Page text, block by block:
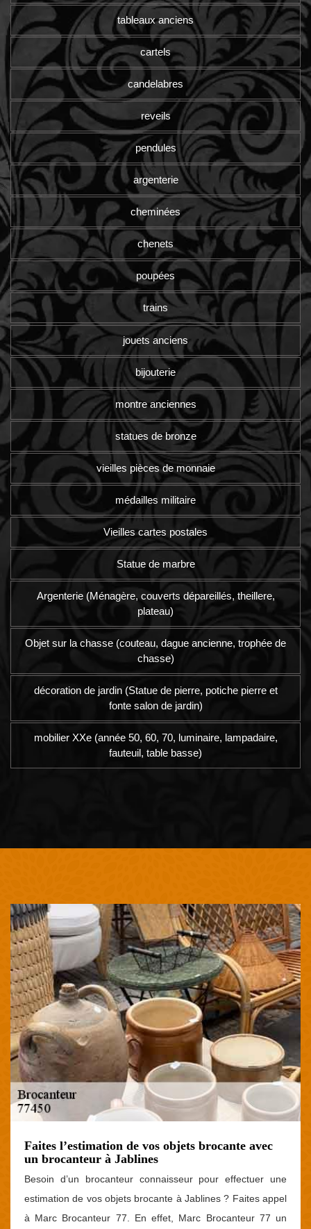
tableaux anciens
cartels
candelabres
reveils
pendules
argenterie
cheminées
chenets
poupées
trains
jouets anciens
bijouterie
montre anciennes
statues de bronze
vieilles pièces de monnaie
médailles militaire
Vieilles cartes postales
Statue de marbre
Argenterie (Ménagère, couverts dépareillés, theillere,
plateau)
Objet sur la chasse (couteau, dague ancienne, trophée de
chasse)
décoration de jardin (Statue de pierre, potiche pierre et
fonte salon de jardin)
mobilier XXe (année 50, 60, 70, luminaire, lampadaire,
fauteuil, table basse)
Faites l’estimation de vos objets brocante avec
un brocanteur à Jablines
Besoin d’un brocanteur connaisseur pour effectuer une
estimation de vos objets brocante à Jablines ? Faites appel
à Marc Brocanteur 77. En effet, Marc Brocanteur 77 un